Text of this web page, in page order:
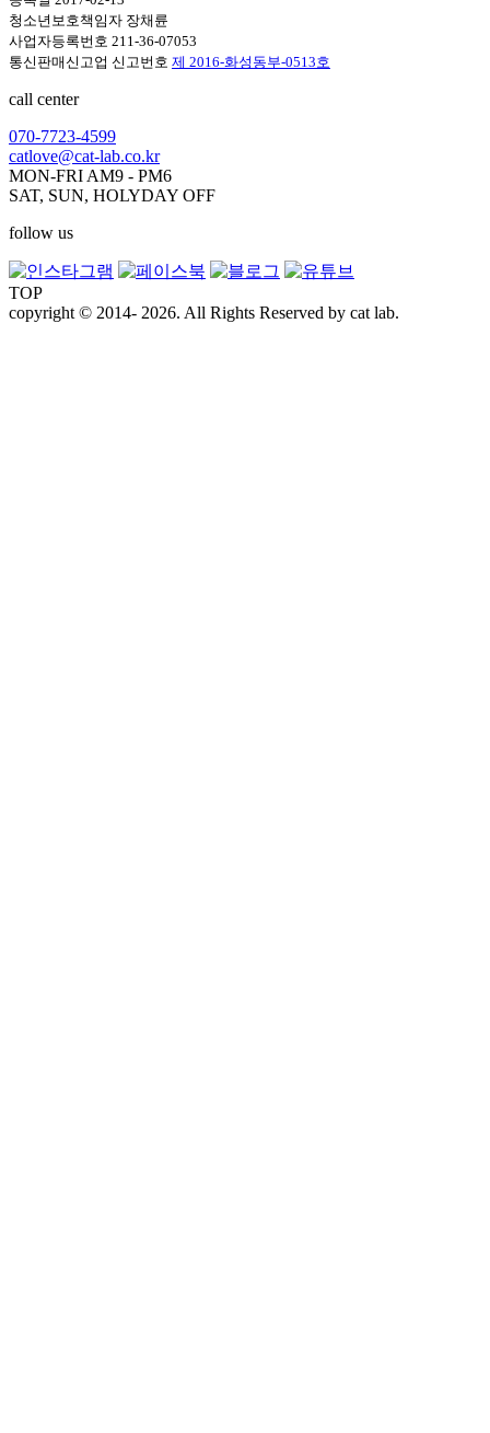
청소년보호책임자 장채륜
사업자등록번호 211-36-07053
통신판매신고업 신고번호 제 2016-화성동부-0513호
call center
070-7723-4599
catlove@cat-lab.co.kr
MON-FRI AM9 - PM6
SAT, SUN, HOLYDAY OFF
follow us
TOP
copyright © 2014- 2026. All Rights Reserved by cat lab.